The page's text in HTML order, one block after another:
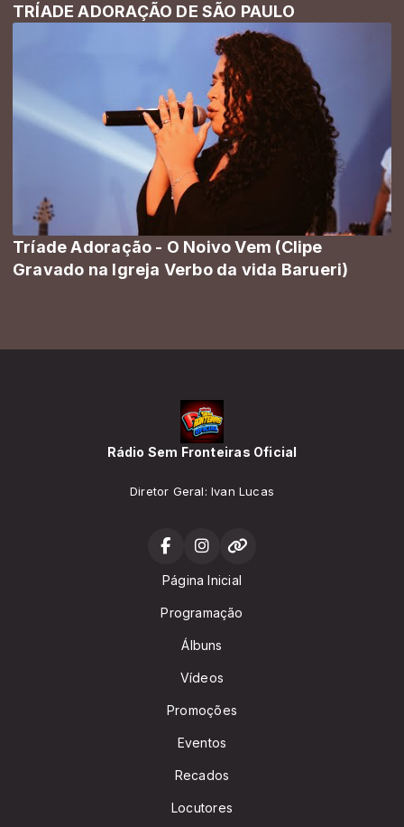
TRÍADE ADORAÇÃO DE SÃO PAULO
Tríade Adoração - O Noivo Vem (Clipe
Gravado na Igreja Verbo da vida Barueri)
Rádio Sem Fronteiras Oficial
Diretor Geral: Ivan Lucas
Página Inicial
Programação
Álbuns
Vídeos
Promoções
Eventos
Recados
Locutores